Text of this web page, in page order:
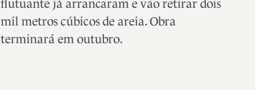
flutuante já arrancaram e vão retirar dois
mil metros cúbicos de areia. Obra
terminará em outubro.